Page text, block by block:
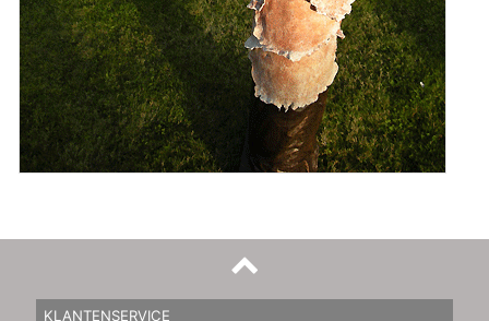
KLANTENSERVICE